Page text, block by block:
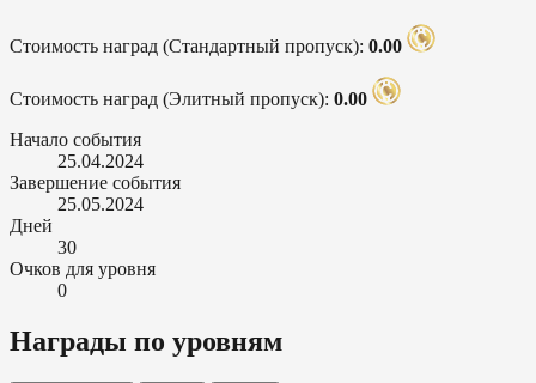
Стоимость наград (Стандартный пропуск): 0.00
Стоимость наград (Элитный пропуск): 0.00
Начало события
25.04.2024
Завершение события
25.05.2024
Дней
30
Очков для уровня
0
Награды по уровням